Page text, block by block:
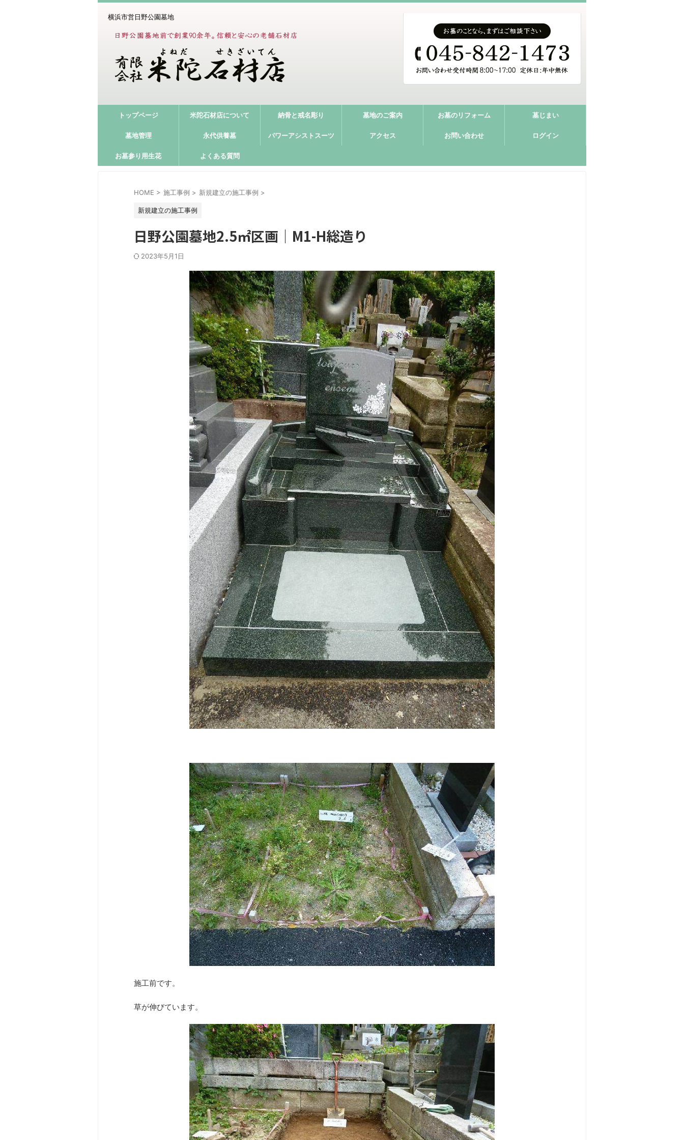
横浜市営日野公園墓地
トップページ 米陀石材店について 納骨と戒名彫り 墓地のご案内 お墓のリフォーム 墓じまい
墓地管理 永代供養墓 パワーアシストスーツ アクセス お問い合わせ ログイン
お墓参り用生花 よくある質問
HOME > 施工事例 > 新規建立の施工事例 >
新規建立の施工事例
日野公園墓地2.5㎡区画｜M1-H総造り
2023年5月1日
施工前です。
草が伸びています。